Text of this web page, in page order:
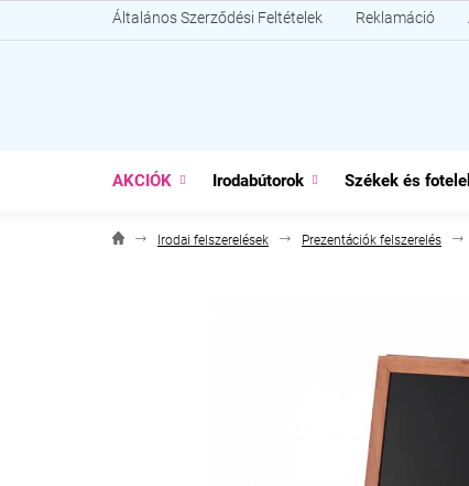
a
Általános Szerződési Feltételek Reklamáció
AKCIÓK Irodabútorok Székek és
Irodai felszerelések Prezentációk felszerelés